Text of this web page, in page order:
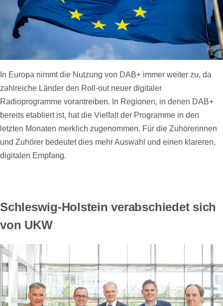
In Europa nimmt die Nutzung von DAB+ immer weiter zu, da
zahlreiche Länder den Roll-out neuer digitaler
Radioprogramme vorantreiben. In Regionen, in denen DAB+
bereits etabliert ist, hat die Vielfalt der Programme in den
letzten Monaten merklich zugenommen. Für die Zuhörerinnen
und Zuhörer bedeutet dies mehr Auswahl und einen klareren,
digitalen Empfang.
Schleswig-Holstein verabschiedet sich
von UKW